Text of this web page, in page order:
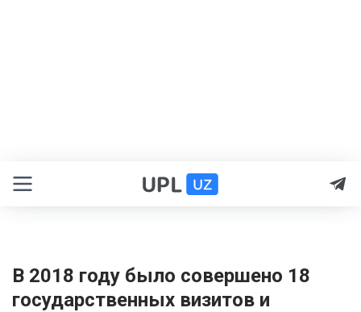
В 2018 году было совершено 18
государственных визитов и